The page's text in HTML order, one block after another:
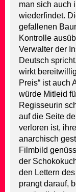
man sich auch
wiederfindet.
gefallenen
Kontrolle
Verwalter der
Deutsch
wirkt
Preis“ ist auch
würde Mitleid
Regisseurin
auf die Seite
verloren ist,
anarchisch
Filmbild
der
den Lettern
prangt darauf,